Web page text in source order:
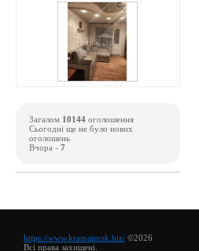
Загалом 10144 оголошення
Сьогодні ще не було нових
оголошень
Вчора - 7
https://www.kramatorsk.biz/ ©2026
Всі права захищені.